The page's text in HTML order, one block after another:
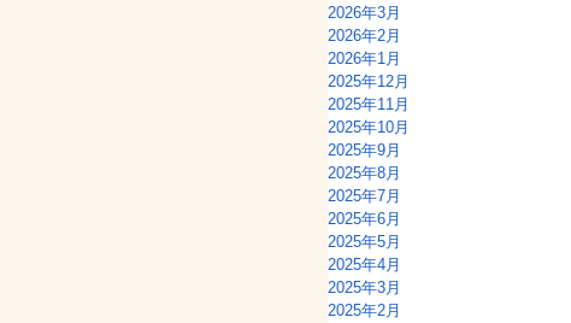
2026年3月
2026年2月
2026年1月
2025年12月
2025年11月
2025年10月
2025年9月
2025年8月
2025年7月
2025年6月
2025年5月
2025年4月
2025年3月
2025年2月